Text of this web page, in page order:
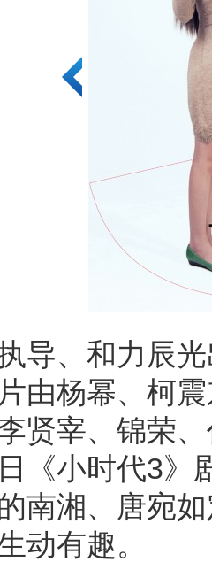
、和力辰光
由杨幂、柯
贤宰、锦荣
《小时代3》
南湘、唐宛
动有趣。